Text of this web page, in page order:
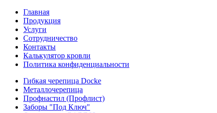
Главная
Продукция
Услуги
Сотрудничество
Контакты
Калькулятор кровли
Политика конфиденциальности
Гибкая черепица Docke
Металлочерепица
Профнастил (Профлист)
Заборы "Под Ключ"